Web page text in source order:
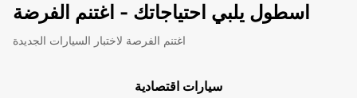
اسطول يلبي احتياجاتك - اغتنم الفرضة
اغتنم الفرصة لاختبار السيارات الجديدة
سيارات اقتصادية